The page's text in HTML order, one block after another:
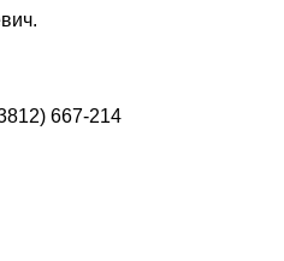
667-214